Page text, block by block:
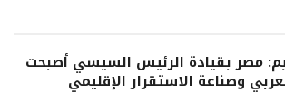
مصر بقيادة الرئيس السيسي أصبحت
وصناعة الاستقرار الإقليمي